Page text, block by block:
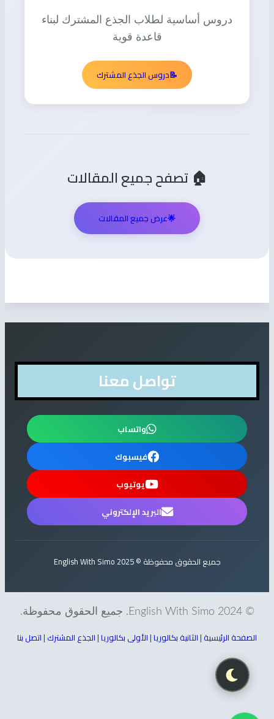
دروس أساسية لطلاب الجذع المشترك لبناء
قاعدة قوية
📝دروس الجذع المشترك
🏠 تصفح جميع المقالات
🌟عرض جميع المقالات
تواصل معنا
واتساب
فيسبوك
يوتيوب
البريد الإلكتروني
جميع الحقوق محفوظة © 2025 English With Simo
© 2024 English With Simo. جميع الحقوق محفوظة.
الصفحة الرئيسية | الثانية بكالوريا | الأولى بكالوريا | الجذع المشترك | اتصل بنا